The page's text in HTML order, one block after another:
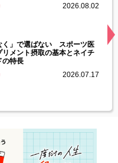
2026.08.02
く」で選ばない スポーツ医
リメント摂取の基本とネイチ
の特長
2026.07.17